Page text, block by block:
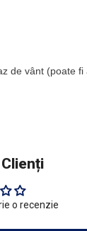
de vânt (poate
o recenzie